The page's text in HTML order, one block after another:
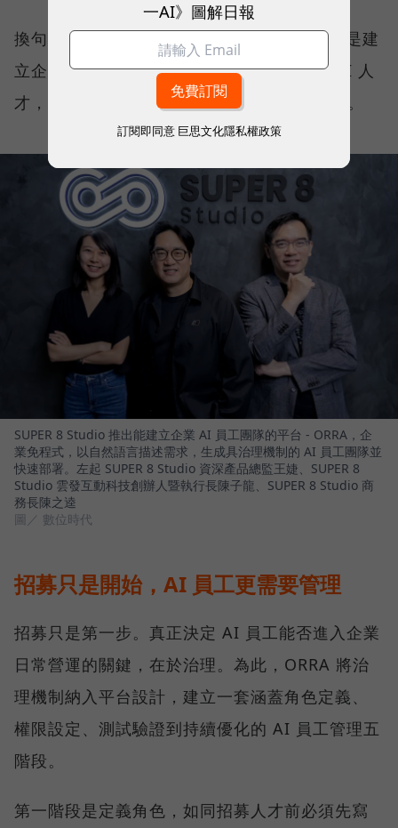
換句話說，ORRA 不是 Agent 開發工具，而是建
立企業 AI 團隊的平台。企業需要什麼樣的 AI 人
才，ORRA 就能快速打造符合需求的 AI 員工。
SUPER 8 Studio 推出能建立企業 AI 員工團隊的平台 - ORRA，企
業免程式，以自然語言描述需求，生成具治理機制的 AI 員工團隊並
快速部署。左起 SUPER 8 Studio 資深產品總監王婕、SUPER 8
Studio 雲發互動科技創辦人暨執行長陳子龍、SUPER 8 Studio 商
務長陳之逵
圖／ 數位時代
招募只是開始，AI 員工更需要管理
招募只是第一步。真正決定 AI 員工能否進入企業
日常營運的關鍵，在於治理。為此，ORRA 將治
理機制納入平台設計，建立一套涵蓋角色定義、
權限設定、測試驗證到持續優化的 AI 員工管理五
階段。
第一階段是定義角色，如同招募人才前必須先寫
一AI》圖解日報
訂閱即同意 巨思文化隱私權政策